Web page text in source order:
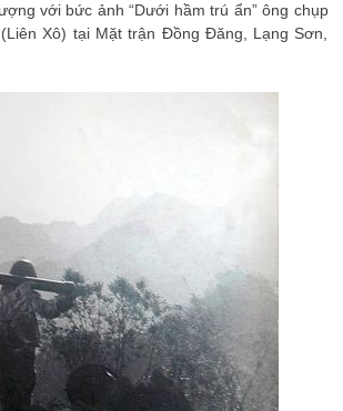
với bức ảnh “Dưới hầm trú ẩn” ông chụp
Xô) tại Mặt trận Đồng Đăng, Lạng Sơn,